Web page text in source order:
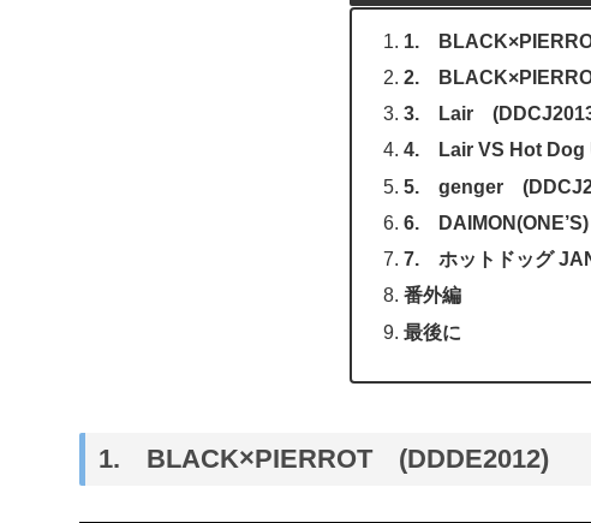
1.
2.
3. Lair
4. Lair VS Hot Dog
5. genger
6. DAIMON(ONE’S)
7. ホットドッグ
番外編
最後に
1. BLACK×PIERROT (DDDE2012)